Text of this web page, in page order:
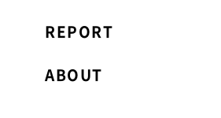
REPORT
ABOUT